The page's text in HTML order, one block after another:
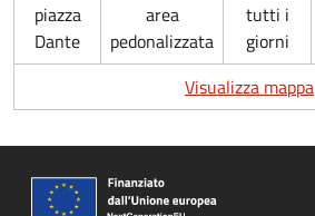
piazza
Dante
area
pedonalizzata
tutti i
giorni
Visualizza mappa